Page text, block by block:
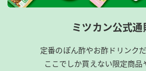
ミツカン公式通
定番のぽん酢やお酢ドリンクだ
ここでしか買えない限定商品